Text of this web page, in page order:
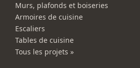
Murs, plafonds et boiseries
Armoires de cuisine
Escaliers
Tables de cuisine
Tous les projets »